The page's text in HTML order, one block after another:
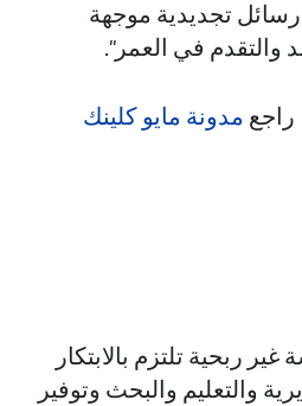
تجديدية موجهة
والتقدم في العمر".
راجع مدونة مايو كلينك
ربحية تلتزم بالابتكار
والتعليم والبحث وتوفير